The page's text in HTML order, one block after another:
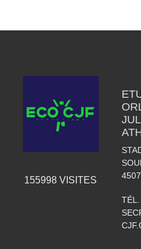
155998 VISITES
TÉL.